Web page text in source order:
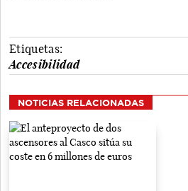
Etiquetas:
Accesibilidad
NOTICIAS RELACIONADAS